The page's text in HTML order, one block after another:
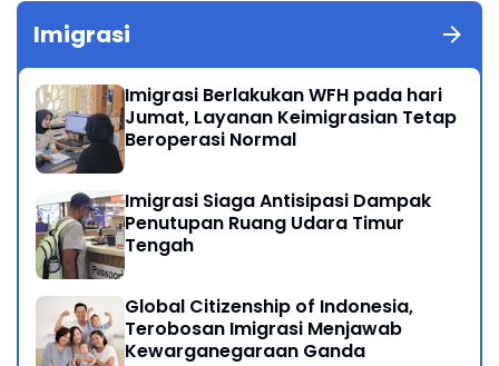
Imigrasi
Imigrasi Berlakukan WFH pada hari
Jumat, Layanan Keimigrasian Tetap
Beroperasi Normal
Imigrasi Siaga Antisipasi Dampak
Penutupan Ruang Udara Timur
Tengah
Global Citizenship of Indonesia,
Terobosan Imigrasi Menjawab
Kewarganegaraan Ganda